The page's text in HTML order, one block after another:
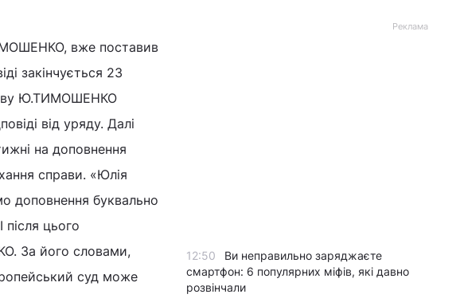
вже поставив
закінчується 23
Ю.ТИМОШЕНКО
від уряду. Далі
на доповнення
справи. «Юлія
доповнення буквально
після цього
За його словами,
суд може
Реклама
12:50
Ви неправильно заряджаєте
смартфон: 6 популярних міфів, які давно
розвінчали